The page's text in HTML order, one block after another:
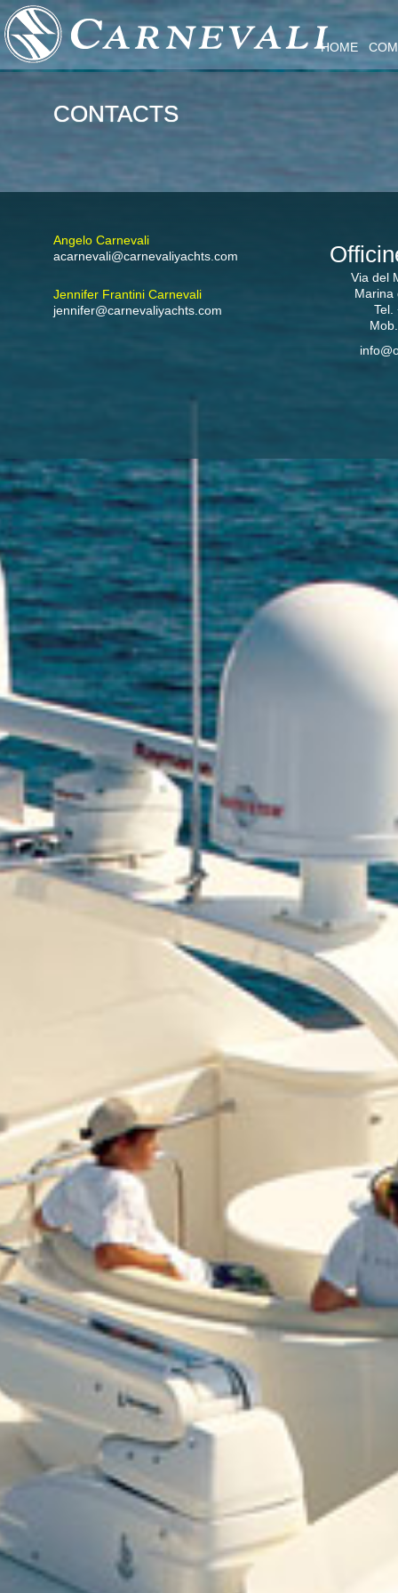
HOME
CONTACTS
Angelo Carnevali
acarnevali@carnevaliyachts.com
Jennifer Frantini Carnevali
jennifer@carnevaliyachts.com
Via del
Marina
Tel.